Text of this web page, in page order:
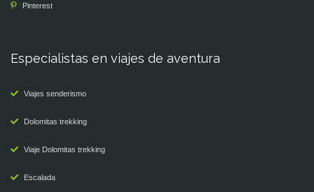
Pinterest
Especialistas en viajes de aventura
Viajes senderismo
Dolomitas trekking
Viaje Dolomitas trekking
Escalada